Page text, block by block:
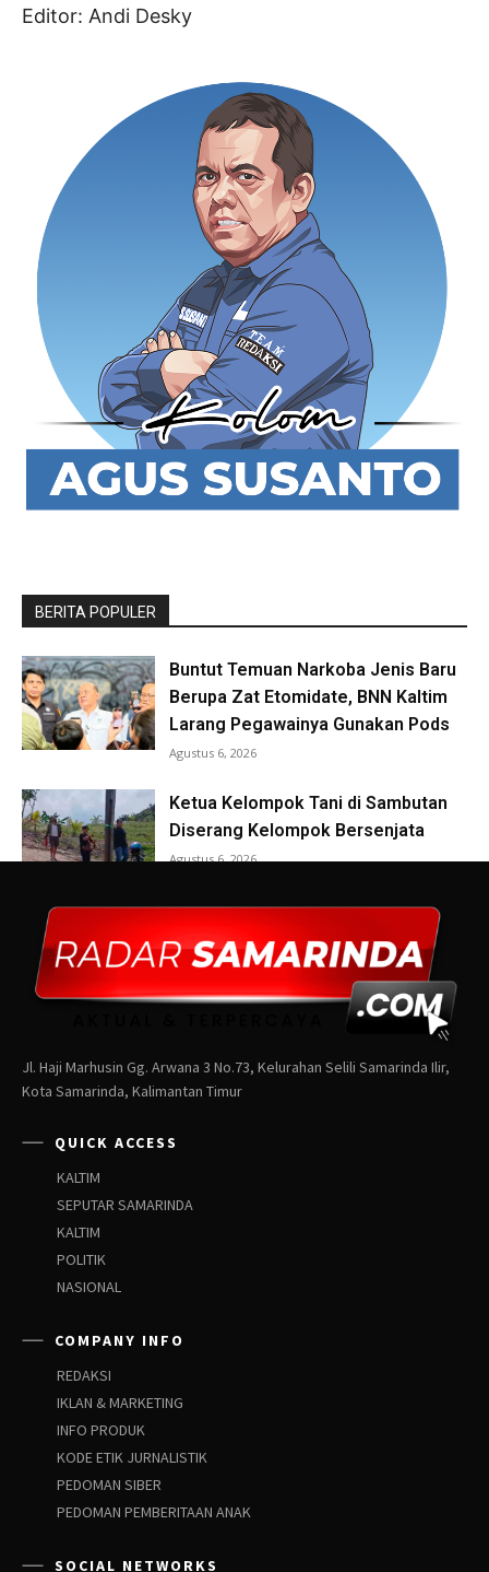
Jl. Haji Marhusin Gg. Arwana 3 No.73, Kelurahan Selili Samarinda Ilir,
Kota Samarinda, Kalimantan Timur
QUICK ACCESS
KALTIM
SEPUTAR SAMARINDA
KALTIM
POLITIK
NASIONAL
COMPANY INFO
REDAKSI
IKLAN & MARKETING
INFO PRODUK
KODE ETIK JURNALISTIK
PEDOMAN SIBER
PEDOMAN PEMBERITAAN ANAK
SOCIAL NETWORKS